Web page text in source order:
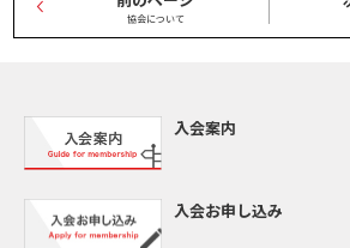
<
協会について
入会案内
入会お申し込み